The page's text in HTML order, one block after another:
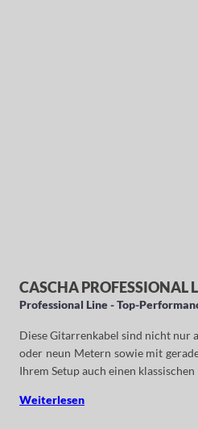
CASCHA PROFESSIONAL
Professional Line - Top-
Diese Gitarrenkabel sind nicht nur
oder neun Metern sowie mit
Ihrem Setup auch einen klassischen
Weiterlesen